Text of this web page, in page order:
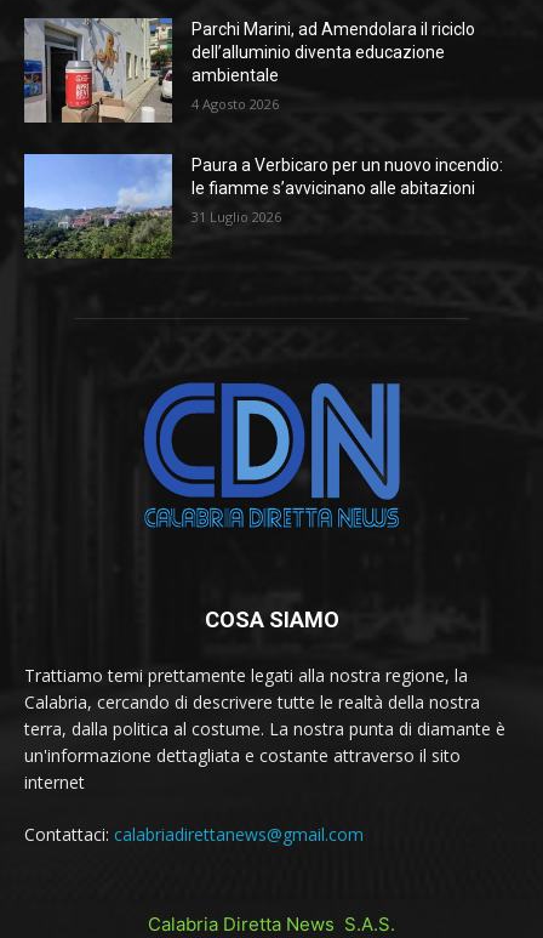
Parchi Marini, ad Amendolara il riciclo
dell’alluminio diventa educazione
ambientale
4 Agosto 2026
Paura a Verbicaro per un nuovo incendio:
le fiamme s’avvicinano alle abitazioni
31 Luglio 2026
COSA SIAMO
Trattiamo temi prettamente legati alla nostra regione, la
Calabria, cercando di descrivere tutte le realtà della nostra
terra, dalla politica al costume. La nostra punta di diamante è
un'informazione dettagliata e costante attraverso il sito
internet
Contattaci: calabriadirettanews@gmail.com
Calabria Diretta News S.A.S.